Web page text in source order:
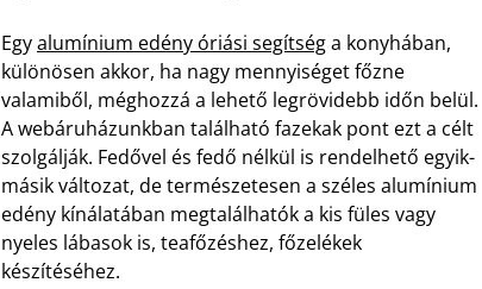
Egyalumínium edény óriási segítséga konyhában,
különösen akkor, ha nagy mennyiséget főzne
valamiből, méghozzá a lehető legrövidebb időn belül.
A webáruházunkban található fazekak pont ezt a célt
szolgálják. Fedővel és fedő nélkül is rendelhető egyik-
másik változat, de természetesen a széles alumínium
edény kínálatában megtalálhatók a kis füles vagy
nyeles lábasok is, teafőzéshez, főzelékek
készítéséhez.